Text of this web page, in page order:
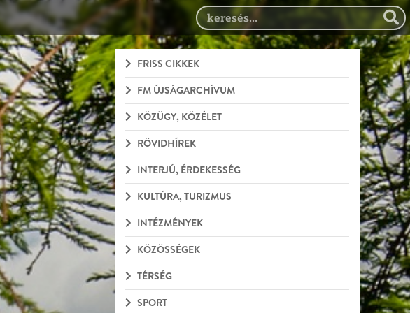
FRISS CIKKEK
FM ÚJSÁGARCHÍVUM
KÖZÜGY, KÖZÉLET
RÖVIDHÍREK
INTERJÚ, ÉRDEKESSÉG
KULTÚRA, TURIZMUS
INTÉZMÉNYEK
KÖZÖSSÉGEK
TÉRSÉG
SPORT